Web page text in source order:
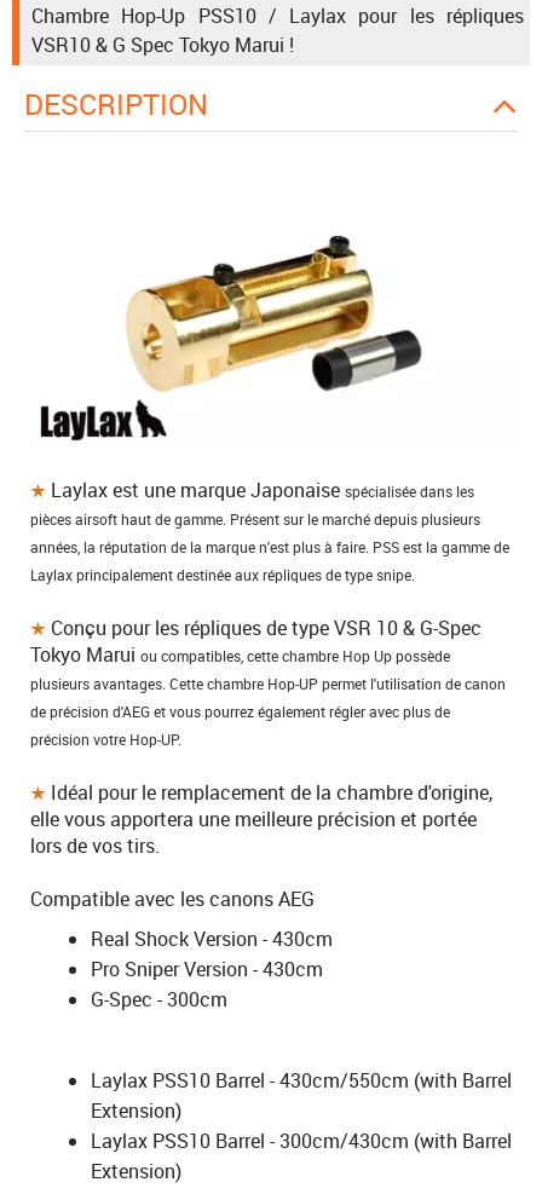
Chambre Hop-Up PSS10 / Laylax pour les répliques
VSR10 & G Spec Tokyo Marui !
DESCRIPTION
Laylax est une marque Japonaise spécialisée dans les
pièces airsoft haut de gamme. Présent sur le marché depuis plusieurs
années, la réputation de la marque n'est plus à faire. PSS est la gamme de
Laylax principalement destinée aux répliques de type snipe.
Conçu pour les répliques de type VSR 10 & G-Spec
Tokyo Marui ou compatibles, cette chambre Hop Up possède
plusieurs avantages. Cette chambre Hop-UP permet l'utilisation de canon
de précision d'AEG et vous pourrez également régler avec plus de
précision votre Hop-UP.
Idéal pour le remplacement de la chambre d'origine,
elle vous apportera une meilleure précision et portée
lors de vos tirs.
Compatible avec les canons AEG
Real Shock Version - 430cm
Pro Sniper Version - 430cm
G-Spec - 300cm
Laylax PSS10 Barrel - 430cm/550cm (with Barrel
Extension)
Laylax PSS10 Barrel - 300cm/430cm (with Barrel
Extension)